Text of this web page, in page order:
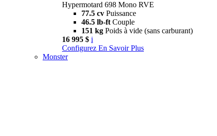
Hypermotard 698 Mono RVE
77.5 cv Puissance
46.5 lb-ft Couple
151 kg Poids à vide (sans carburant)
16 995 $ i
Configurez En Savoir Plus
Monster